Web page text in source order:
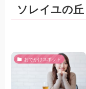
ソレイユの丘
おでかけスポット